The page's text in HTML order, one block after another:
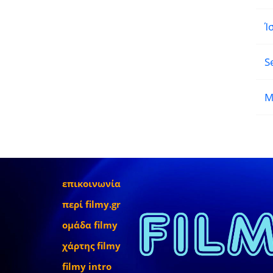
επικοινωνία
περί filmy.gr
ομάδα filmy
χάρτης filmy
filmy intro